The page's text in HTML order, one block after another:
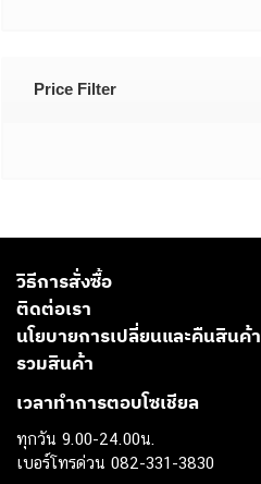
Price Filter
วิธีการสั่งซื้อ
ติดต่อเรา
นโยบายการเปลี่ยนและคืนสินค้า
รวมสินค้า
เวลาทำการตอบโซเชียล
ทุกวัน 9.00-24.00น.
เบอร์โทรด่วน 082-331-3830